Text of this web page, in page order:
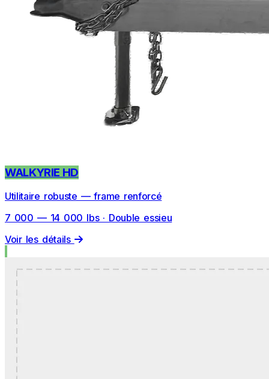
WALKYRIE HD
Utilitaire robuste — frame renforcé
7 000 — 14 000 lbs · Double essieu
Voir les détails